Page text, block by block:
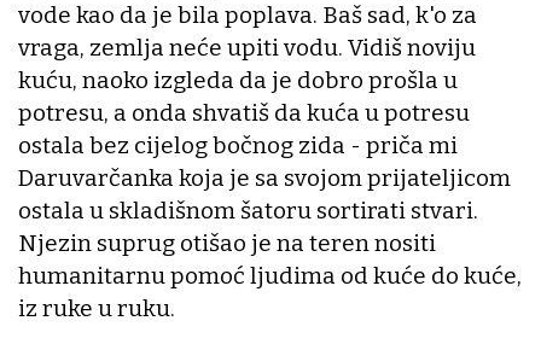
vode kao da je bila poplava. Baš sad, k'o za
vraga, zemlja neće upiti vodu. Vidiš noviju
kuću, naoko izgleda da je dobro prošla u
potresu, a onda shvatiš da kuća u potresu
ostala bez cijelog bočnog zida - priča mi
Daruvarčanka koja je sa svojom prijateljicom
ostala u skladišnom šatoru sortirati stvari.
Njezin suprug otišao je na teren nositi
humanitarnu pomoć ljudima od kuće do kuće,
iz ruke u ruku.